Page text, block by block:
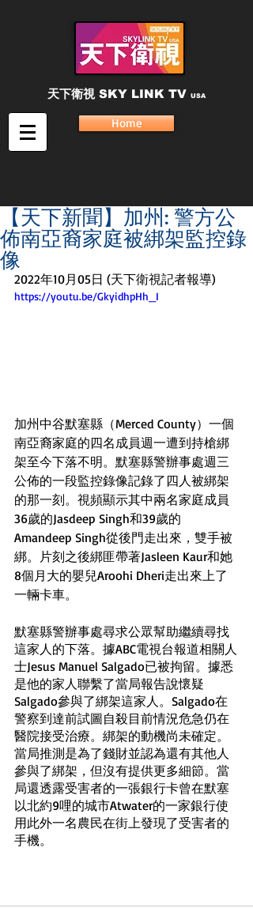
天下衛視 SKY LINK TV USA
Home
【天下新聞】加州: 警方公
佈南亞裔家庭被綁架監控錄
像
2022年10月05日 (天下衛視記者報導)
https://youtu.be/GkyidhpHh_I
加州中谷默塞縣（Merced County）一個
南亞裔家庭的四名成員週一遭到持槍綁
架至今下落不明。默塞縣警辦事處週三
公佈的一段監控錄像記錄了四人被綁架
的那一刻。視頻顯示其中兩名家庭成員
36歲的Jasdeep Singh和39歲的
Amandeep Singh從後門走出來，雙手被
綁。片刻之後綁匪帶著Jasleen Kaur和她
8個月大的嬰兒Aroohi Dheri走出來上了
一輛卡車。
默塞縣警辦事處尋求公眾幫助繼續尋找
這家人的下落。據ABC電視台報道相關人
士Jesus Manuel Salgado已被拘留。據悉
是他的家人聯繫了當局報告說懷疑
Salgado參與了綁架這家人。Salgado在
警察到達前試圖自殺目前情況危急仍在
醫院接受治療。綁架的動機尚未確定。
當局推測是為了錢財並認為還有其他人
參與了綁架，但沒有提供更多細節。當
局還透露受害者的一張銀行卡曾在默塞
以北約9哩的城市Atwater的一家銀行使
用此外一名農民在街上發現了受害者的
手機。